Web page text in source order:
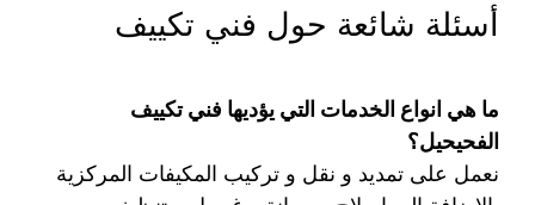
أسئلة شائعة حول فني تكييف
ما هي انواع الخدمات التي يؤديها فني تكييف
الفحيحيل؟
نعمل على تمديد و نقل و تركيب المكيفات المركزية